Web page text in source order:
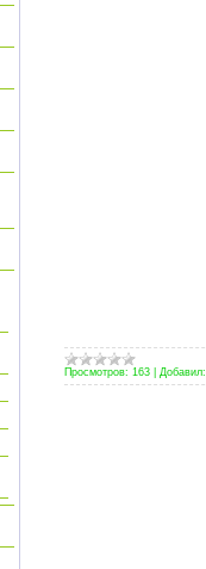
Просмотров: 163 Добавил: